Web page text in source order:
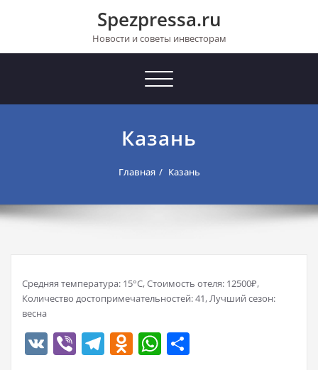
Spezpressa.ru
Новости и советы инвесторам
Toggle
Казань
Главная Казань
Средняя температура: 15°C, Стоимость отеля: 12500₽,
Количество достопримечательностей: 41, Лучший сезон:
весна
VK ViberTelegram
Odnoklassniki
WhatsApp